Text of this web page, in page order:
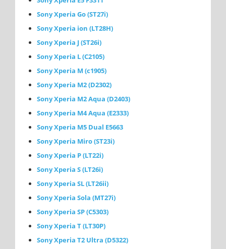
Sony Xperia Go (ST27i)
Sony Xperia ion (LT28H)
Sony Xperia J (ST26i)
Sony Xperia L (C2105)
Sony Xperia M (с1905)
Sony Xperia M2 (D2302)
Sony Xperia M2 Aqua (D2403)
Sony Xperia M4 Aqua (E2333)
Sony Xperia M5 Dual E5663
Sony Xperia Miro (ST23i)
Sony Xperia P (LT22i)
Sony Xperia S (LT26i)
Sony Xperia SL (LT26ii)
Sony Xperia Sola (MT27i)
Sony Xperia SP (C5303)
Sony Xperia T (LT30P)
Sony Xperia T2 Ultra (D5322)